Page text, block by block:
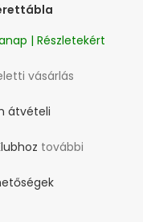
| Részletekért
vásárlás
átvételi
további